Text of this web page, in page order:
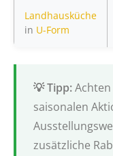
Landhausküche
in U-Form
saisonalen
zusätzliche